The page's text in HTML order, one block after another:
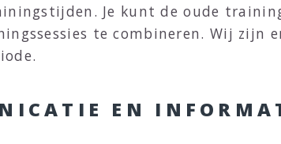
Je kunt de oude
te combineren. Wij zijn
EN